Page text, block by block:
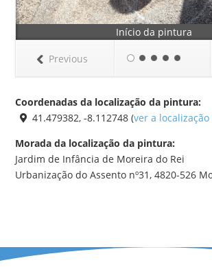
Início da pintura
Previous
Coordenadas da localização da pintura:
41.479382, -8.112748 (ver a
Morada da localização da pintura:
Jardim de Infância de Moreira do Rei
Urbanização do Assento nº31, 4820-526